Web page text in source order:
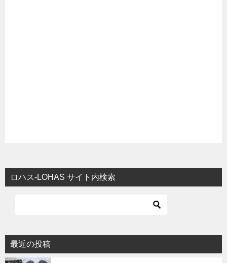
ロハス-LOHAS サイト内検索
最近の投稿